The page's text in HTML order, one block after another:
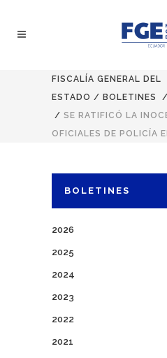
FISCALÍA GENERAL DEL
ESTADO / BOLETINES /
/ SE RATIFICÓ LA
OFICIALES DE POLICÍA
BOLETINES
2026
2025
2024
2023
2022
2021